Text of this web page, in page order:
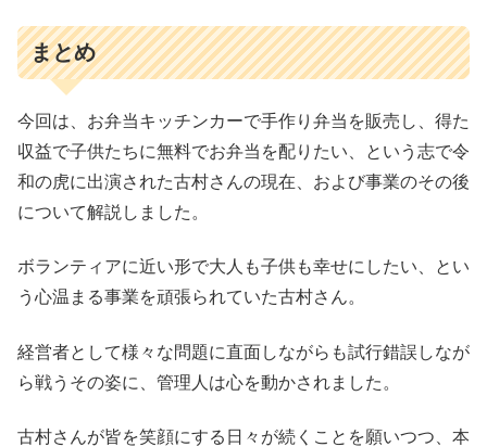
まとめ
今回は、お弁当キッチンカーで手作り弁当を販売し、得た
収益で子供たちに無料でお弁当を配りたい、という志で令
和の虎に出演された古村さんの現在、および事業のその後
について解説しました。
ボランティアに近い形で大人も子供も幸せにしたい、とい
う心温まる事業を頑張られていた古村さん。
経営者として様々な問題に直面しながらも試行錯誤しなが
ら戦うその姿に、管理人は心を動かされました。
古村さんが皆を笑顔にする日々が続くことを願いつつ、本